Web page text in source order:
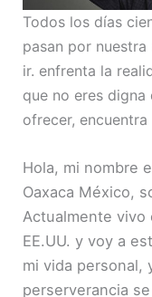
Todos los días
pasan por
ir. enfrenta la
que no eres
ofrecer,
Hola, mi nombre
Oaxaca México,
Actualmente vivo
EE.UU. y voy a
mi vida personal,
perserverancia